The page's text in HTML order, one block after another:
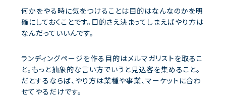
何かをやる時に気をつけることは目的はなんなのかを明
確にしておくことです。目的さえ決まってしまえばやり方は
なんだっていいんです。
ランディングページを作る目的はメルマガリストを取るこ
と。もっと抽象的な言い方でいうと見込客を集めること。
だとするならば、やり方は業種や事業、マーケットに合わ
せてやるだけです。